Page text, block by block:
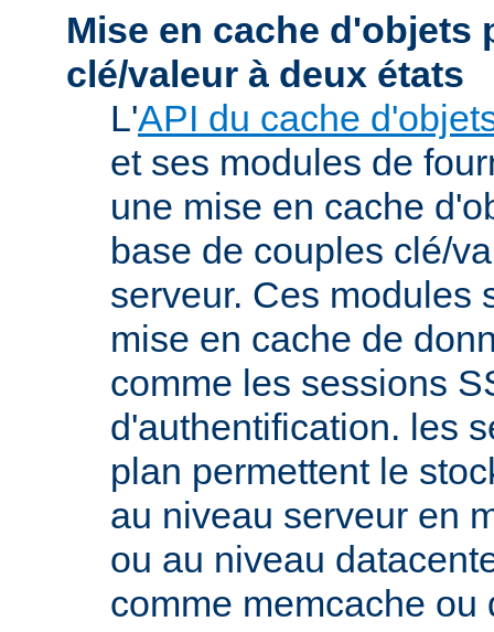
Mise en cache d'objets
clé/valeur à deux états
L'API du cache
et ses modules de
une mise en cache
base de couples clé/
serveur. Ces modules
mise en cache de
comme les sessions
d'authentification. les
plan permettent le
au niveau serveur en
ou au niveau
comme memcache ou